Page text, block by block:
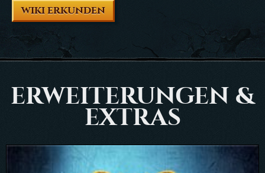
WIKI ERKUNDEN
ERWEITERUNGEN &
EXTRAS